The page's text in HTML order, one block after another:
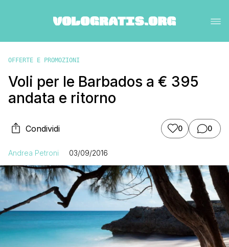
OFFERTE E PROMOZIONI
Voli per le Barbados a € 395
andata e ritorno
Condividi 0 0
Andrea Petroni 03/09/2016